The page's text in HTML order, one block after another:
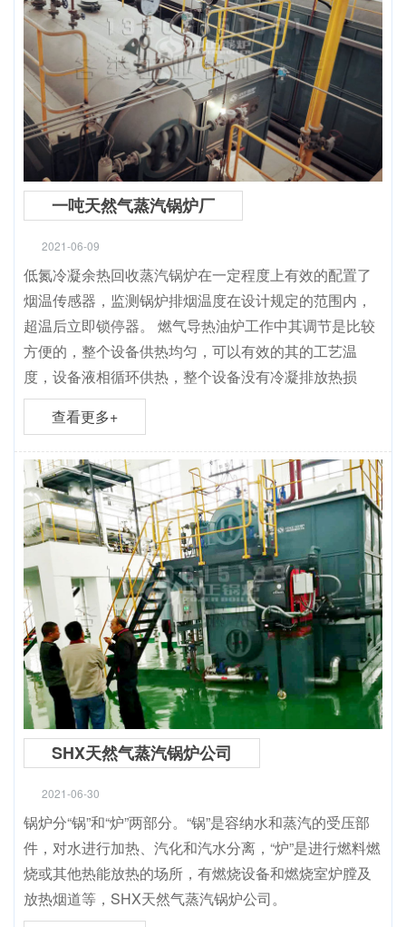
一吨天然气蒸汽锅炉厂
2021-06-09
低氮冷凝余热回收蒸汽锅炉在一定程度上有效的配置了
烟温传感器，监测锅炉排烟温度在设计规定的范围内，
超温后立即锁停器。 燃气导热油炉工作中其调节是比较
方便的，整个设备供热均匀，可以有效的其的工艺温
度，设备液相循环供热，整个设备没有冷凝排放热损
查看更多+
SHX天然气蒸汽锅炉公司
2021-06-30
锅炉分“锅”和“炉”两部分。“锅”是容纳水和蒸汽的受压部
件，对水进行加热、汽化和汽水分离，“炉”是进行燃料燃
烧或其他热能放热的场所，有燃烧设备和燃烧室炉膛及
放热烟道等，SHX天然气蒸汽锅炉公司。